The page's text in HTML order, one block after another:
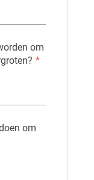
om
*
om